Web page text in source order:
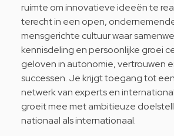
ruimte om innovatieve ideeën te
terecht in een open,
mensgerichte cultuur waar
kennisdeling en persoonlijke groei
geloven in autonomie, vertrouwen
successen. Je krijgt toegang tot
netwerk van experts en
groeit mee met ambitieuze
nationaal als internationaal.